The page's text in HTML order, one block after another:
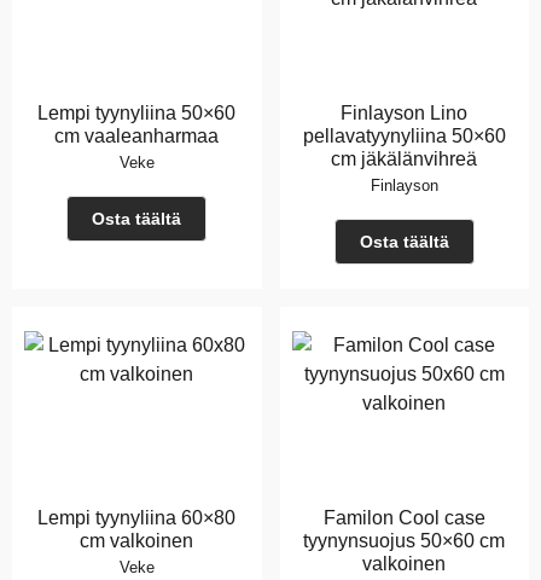
Lempi tyynyliina 50×60
cm vaaleanharmaa
Veke
Osta täältä
Finlayson Lino
pellavatyynyliina 50×60
cm jäkälänvihreä
Finlayson
Osta täältä
Lempi tyynyliina 60×80
cm valkoinen
Veke
Familon Cool case
tyynynsuojus 50×60 cm
valkoinen